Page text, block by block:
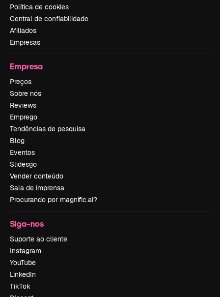
Política de cookies
Central de confiabilidade
Afiliados
Empresas
Empresa
Preços
Sobre nós
Reviews
Emprego
Tendências de pesquisa
Blog
Eventos
Slidesgo
Vender conteúdo
Sala de imprensa
Procurando por magnific.ai?
Siga-nos
Suporte ao cliente
Instagram
YouTube
LinkedIn
TikTok